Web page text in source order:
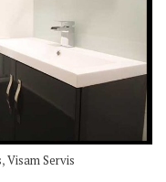
,Visam Servis